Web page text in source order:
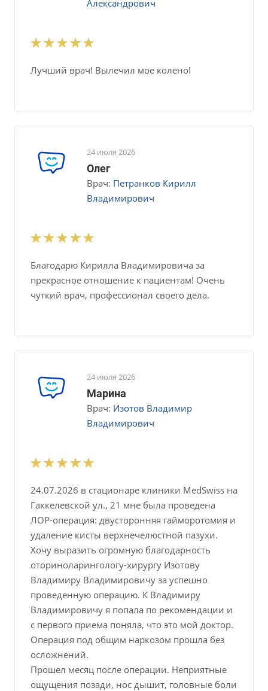
Александрович
Лучший врач! Вылечил мое колено!
24 июля 2026
Олег
Врач: Петранков Кирилл
Владимирович
Благодарю Кирилла Владимировича за
прекрасное отношение к пациентам! Очень
чуткий врач, профессионал своего дела.
24 июля 2026
Марина
Врач: Изотов Владимир
Владимирович
24.07.2026 в стационаре клиники MedSwiss на
Гаккелевской ул., 21 мне была проведена
ЛОР-операция: двусторонняя гайморотомия и
удаление кисты верхнечелюстной пазухи.
Хочу выразить огромную благодарность
оториноларингологу-хирургу Изотову
Владимиру Владимировичу за успешно
проведенную операцию. К Владимиру
Владимировичу я попала по рекомендации и
с первого приема поняла, что это мой доктор.
Операция под общим наркозом прошла без
осложнений.
Прошел месяц после операции. Неприятные
ощущения позади, нос дышит, головные боли